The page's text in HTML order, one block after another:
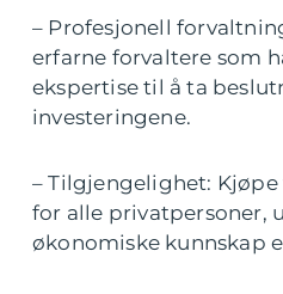
– Profesjonell
erfarne forvaltere som
ekspertise til å ta
investeringene.
– Tilgjengelighet:
for alle privatpersoner,
økonomiske kunnskap